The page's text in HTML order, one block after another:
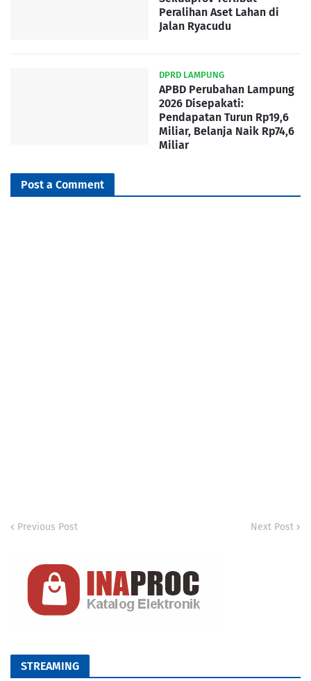
Peralihan Aset Lahan di
Jalan Ryacudu
DPRD LAMPUNG
APBD Perubahan Lampung
2026 Disepakati:
Pendapatan Turun Rp19,6
Miliar, Belanja Naik Rp74,6
Miliar
Post a Comment
Previous Post Next Post
STREAMING